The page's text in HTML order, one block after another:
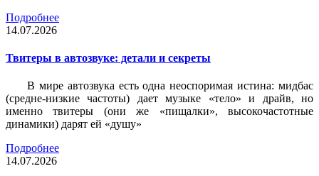
Подробнее
14.07.2026
Твитеры в автозвуке: детали и секреты
В мире автозвука есть одна неоспоримая истина: мидбас
(средне-низкие частоты) дает музыке «тело» и драйв, но
именно твитеры (они же «пищалки», высокочастотные
динамики) дарят ей «душу»
Подробнее
14.07.2026